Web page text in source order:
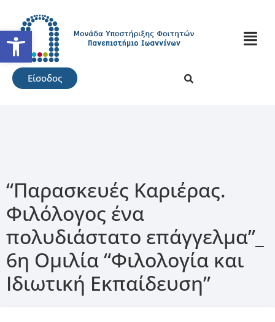
Ανοίξτε τη γραμμή
Είσοδος
“Παρασκευές Καριέρας.
Φιλόλογος ένα
πολυδιάστατο επάγγελμα”_
6η Ομιλία “Φιλολογία και
Ιδιωτική Εκπαίδευση”